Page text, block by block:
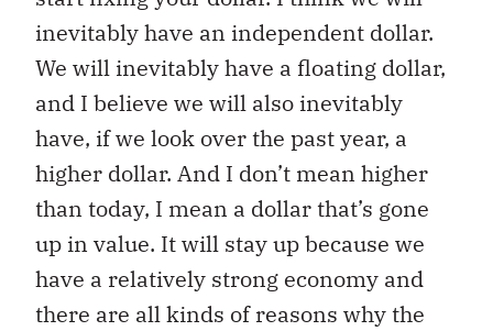
inevitably have an independent dollar.
We will inevitably have a floating dollar,
and I believe we will also inevitably
have, if we look over the past year, a
higher dollar. And I don’t mean higher
than today, I mean a dollar that’s gone
up in value. It will stay up because we
have a relatively strong economy and
there are all kinds of reasons why the